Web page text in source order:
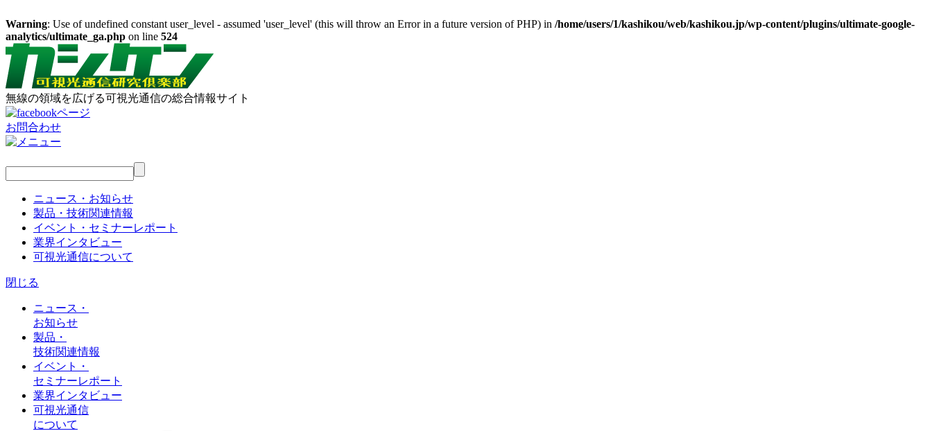
Warning: Use of undefined constant user_level - assumed 'user_level' (this will throw an Error in a future version of PHP) in /home/users/1/kashikou/web/kashikou.jp/wp-content/plugins/ultimate-google-
analytics/ultimate_ga.php on line 524
無線の領域を広げる可視光通信の総合情報サイト
お問合わせ
ニュース・お知らせ
製品・技術関連情報
イベント・セミナーレポート
業界インタビュー
可視光通信について
閉じる
ニュース・
お知らせ
製品・
技術関連情報
イベント・
セミナーレポート
業界インタビュー
可視光通信
について